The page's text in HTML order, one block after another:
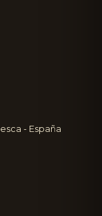
- España